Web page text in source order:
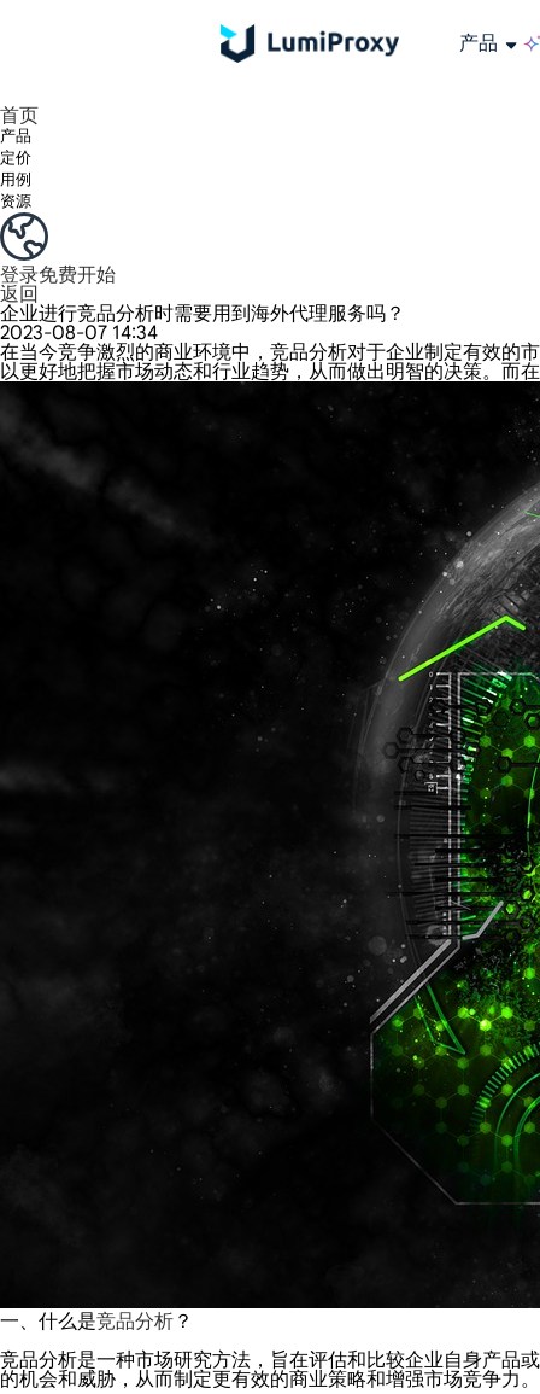
产品
首页
产品
定价
用例
资源
登录免费开始
返回
企业进行竞品分析时需要用到海外代理服务吗？
2023-08-07 14:34
在当今竞争激烈的商业环境中，竞品分析对于企业制定有效的
以更好地把握市场动态和行业趋势，从而做出明智的决策。而
一、什么是竞品分析 ？
竞品分析是一种市场研究方法，旨在评估和比较企业自身产品
的机会和威胁，从而制定更有效的商业策略和增强市场竞争力。